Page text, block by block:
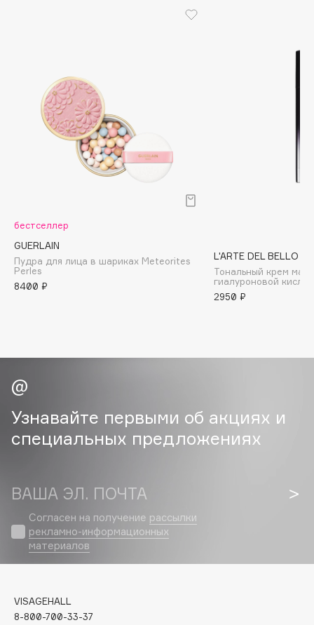
Boadicea The Victorious
Bobbi Brown
BOOMSHOP
by TERRY
Byredo
Capelli Dorati
Carbon Theory
Carmex
Carolina Herrera
Catrice
Chupa Chups
Clarette
Clarins
Clarins Precious
Clive Christian
Club De Nuit
бестселлер
GUERLAIN
Пудра для лица в шариках Meteorites
Perles
8400 ₽
L'ARTE DEL BELLO
Тональный крем
гиалуроновой
2950 ₽
Узнавайте первыми об акциях и
специальных предложениях
ВАША ЭЛ. ПОЧТА
Согласен на получение рассылки
рекламно-информационных
материалов
VISAGEHALL
8-800-700-33-37